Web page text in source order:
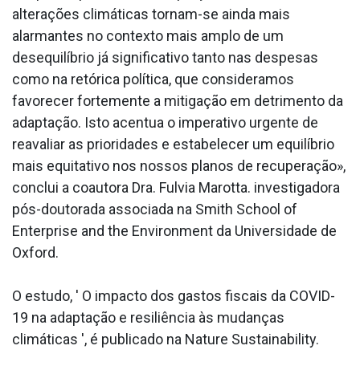
alterações climáticas tornam-se ainda mais
alarmantes no contexto mais amplo de um
desequilíbrio já significativo tanto nas despesas
como na retórica política, que consideramos
favorecer fortemente a mitigação em detrimento da
adaptação. Isto acentua o imperativo urgente de
reavaliar as prioridades e estabelecer um equilíbrio
mais equitativo nos nossos planos de recuperação»,
conclui a coautora Dra. Fulvia Marotta. investigadora
pós-doutorada associada na Smith School of
Enterprise and the Environment da Universidade de
Oxford.
O estudo, ' O impacto dos gastos fiscais da COVID-
19 na adaptação e resiliência às mudanças
climáticas ', é publicado na Nature Sustainability.